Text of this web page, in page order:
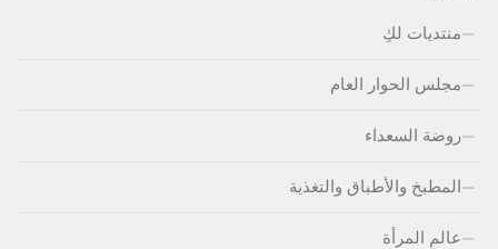
منتديات لكِ
مجلس الحوار العام
روضة السعداء
المطبخ والأطباق والتغذية
عالم المرأة